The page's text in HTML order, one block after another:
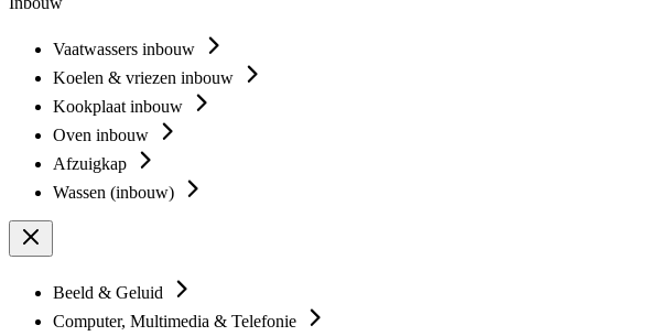
Vaatwassers inbouw
Koelen & vriezen inbouw
Kookplaat inbouw
Oven inbouw
Afzuigkap
Wassen (inbouw)
Beeld & Geluid
Computer, Multimedia & Telefonie